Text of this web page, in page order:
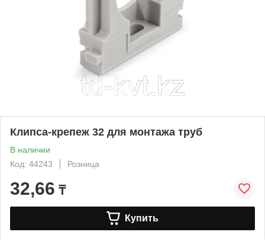
Клипса-крепеж 32 для монтажа труб
В наличии
Код: 44243
Розница
32,66 ₸
Купить